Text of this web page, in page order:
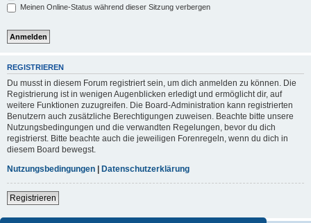
Meinen Online-Status während dieser Sitzung verbergen
REGISTRIEREN
Du musst in diesem Forum registriert sein, um dich anmelden zu können. Die
Registrierung ist in wenigen Augenblicken erledigt und ermöglicht dir, auf
weitere Funktionen zuzugreifen. Die Board-Administration kann registrierten
Benutzern auch zusätzliche Berechtigungen zuweisen. Beachte bitte unsere
Nutzungsbedingungen und die verwandten Regelungen, bevor du dich
registrierst. Bitte beachte auch die jeweiligen Forenregeln, wenn du dich in
diesem Board bewegst.
Nutzungsbedingungen
Datenschutzerklärung
Registrieren